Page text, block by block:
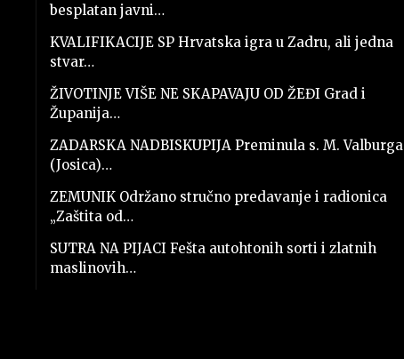
besplatan javni…
KVALIFIKACIJE SP Hrvatska igra u Zadru, ali jedna
stvar…
ŽIVOTINJE VIŠE NE SKAPAVAJU OD ŽEĐI Grad i
Županija…
ZADARSKA NADBISKUPIJA Preminula s. M. Valburga
(Josica)…
ZEMUNIK Održano stručno predavanje i radionica
„Zaštita od…
SUTRA NA PIJACI Fešta autohtonih sorti i zlatnih
maslinovih…